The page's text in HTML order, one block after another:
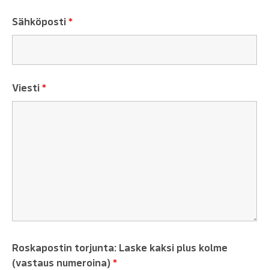
Sähköposti*
Viesti*
Roskapostin torjunta: Laske kaksi plus kolme
(vastaus numeroina)*